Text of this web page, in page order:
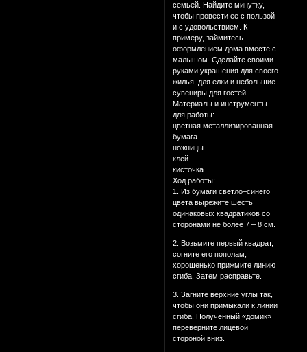
семьей. Найдите минутку,
чтобы провести ее с пользой
и с удовольствием. К
примеру, займитесь
оформлением дома вместе с
малышом. Сделайте своими
руками украшения для своего
жилья, для елки и небольшие
сувениры для гостей.
Материалы и инструменты
для работы:
цветная металлизированная
бумага
ножницы
клей
кисточка
Ход работы:
1. Из бумаги светло–синего
цвета вырежите шесть
одинаковых квадратиков со
сторонами не более 7 – 8 см.
2. Возьмите первый квадрат,
согните его пополам,
хорошенько прижмите линию
сгиба. Затем расправьте.
3. Загните верхние углы так,
чтобы они примыкали к линии
сгиба. Полученный «домик»
переверните лицевой
стороной вниз.